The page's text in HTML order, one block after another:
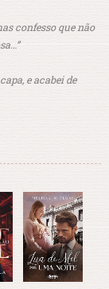
confesso que não
e acabei de